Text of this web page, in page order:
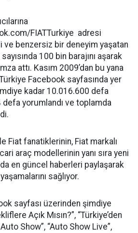
FIATTurkiye adresi
ve benzersiz bir deneyim yaşatan
100 bin barajını aşarak
attı. Kasım 2009’dan bu yana
Facebook sayfasında yer
kadar 10.016.600 defa
yorumlandı ve toplamda
Fiat fanatiklerinin, Fiat markalı
araç modellerinin yanı sıra yeni
en güncel haberleri paylaşarak
sağlıyor.
sayfası üzerinden şimdiye
Açık Mısın?”, “Türkiye’den
Show”, “Auto Show Live”,